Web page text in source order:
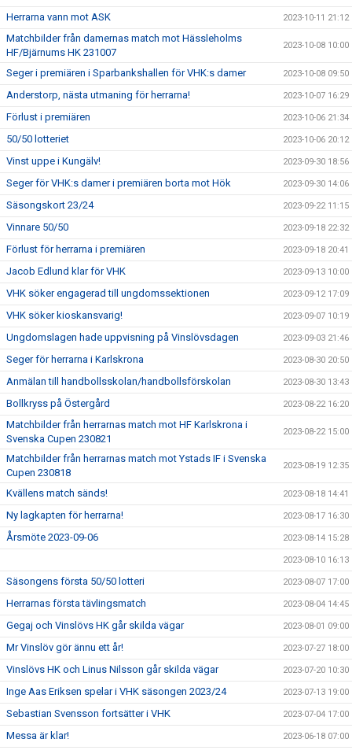
Herrarna vann mot ASK
2023-10-11 21:12
Matchbilder från damernas match mot Hässleholms
HF/Bjärnums HK 231007
2023-10-08 10:00
Seger i premiären i Sparbankshallen för VHK:s damer 2023-10-08 09:50
Anderstorp, nästa utmaning för herrarna! 2023-10-07 16:29
Förlust i premiären 2023-10-06 21:34
50/50 lotteriet 2023-10-06 20:12
Vinst uppe i Kungälv! 2023-09-30 18:56
Seger för VHK:s damer i premiären borta mot Hök 2023-09-30 14:06
Säsongskort 23/24 2023-09-22 11:15
Vinnare 50/50 2023-09-18 22:32
Förlust för herrarna i premiären 2023-09-18 20:41
Jacob Edlund klar för VHK 2023-09-13 10:00
VHK söker engagerad till ungdomssektionen 2023-09-12 17:09
VHK söker kioskansvarig! 2023-09-07 10:19
Ungdomslagen hade uppvisning på Vinslövsdagen 2023-09-03 21:46
Seger för herrarna i Karlskrona 2023-08-30 20:50
Anmälan till handbollsskolan/handbollsförskolan 2023-08-30 13:43
Bollkryss på Östergård 2023-08-22 16:20
Matchbilder från herrarnas match mot HF Karlskrona i
Svenska Cupen 230821
2023-08-22 15:00
Matchbilder från herrarnas match mot Ystads IF i Svenska
Cupen 230818
2023-08-19 12:35
Kvällens match sänds! 2023-08-18 14:41
Ny lagkapten för herrarna! 2023-08-17 16:30
Årsmöte 2023-09-06 2023-08-14 15:28
2023-08-10 16:13
Säsongens första 50/50 lotteri 2023-08-07 17:00
Herrarnas första tävlingsmatch 2023-08-04 14:45
Gegaj och Vinslövs HK går skilda vägar 2023-08-01 09:00
Mr Vinslöv gör ännu ett år! 2023-07-27 18:00
Vinslövs HK och Linus Nilsson går skilda vägar 2023-07-20 10:30
Inge Aas Eriksen spelar i VHK säsongen 2023/24 2023-07-13 19:00
Sebastian Svensson fortsätter i VHK 2023-07-04 17:00
Messa är klar! 2023-06-18 07:00